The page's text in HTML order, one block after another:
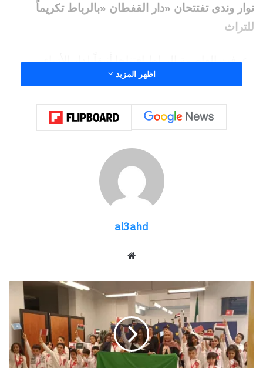
نوار وندى تفتتحان «دار القفطان «بالرباط تكريماً
للتراث
عرفت العاصمة الرباط افتتاحا أنيقاً لدار الأزياء
الجديدة الخاص بالمصممتين الشابتين ندى ونوار، في
الإبداع العصري، بحضور لافت لعدد من النجوم
الحدث، الذي أشرفت على تنظيمه إلهام رزوق، اتّسم
بأجواء راقية وتنظيم محكم، حيث تحول فضاء الافتتاح
إلى لوحة فنية تجمع بين الأصالة المغربية والفخامة
وقد تميز الحفل بحضور شخصيات بارزة، من بينها
الفنانة والمخرجة المغربية القديرة ماجدة بنكيران،
الممثلة وداد المنيعي، والممثلة سارة فارس، إلى جانب
حارسة المنتخب الوطني النسوي لكرة القدم هند
الحسناوي، وعدد من المؤثرات المعروفات على مواقع
اظهر المزيد
al3ahd
العربية
تحتفل
بالذكرى
80
لتأسيسها..